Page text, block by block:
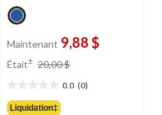
Maintenant 9,88 $
Était± 20,00 $
20,00 $
0.0 (0)
étoile(s)
Liquidation‡